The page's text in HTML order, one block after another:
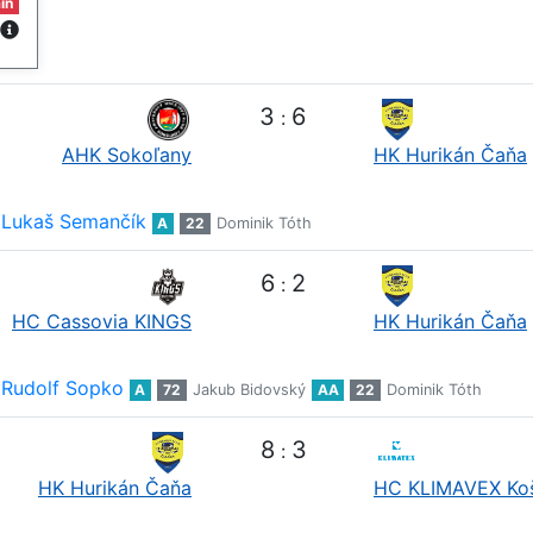
AHK Sokoľany
3 : 6
HK Hurikán Čaňa
Lukaš Semančík A 22 Dominik Tóth
HC Cassovia KINGS
6 : 2
HK Hurikán Čaňa
Rudolf Sopko A 72 Jakub Bidovský AA 22 Dominik Tóth
HK Hurikán Čaňa
8 : 3
HC KLIMAVEX